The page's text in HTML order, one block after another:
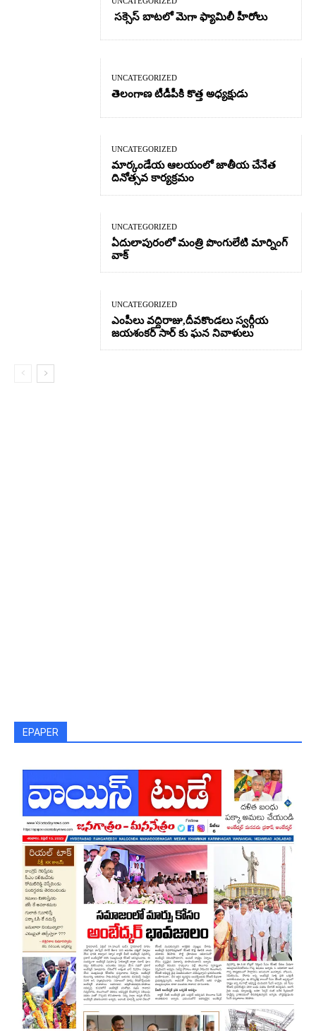
సక్సెస్ బాటలో మెగా ఫ్యామిలీ హీరోలు
UNCATEGORIZED
తెలంగాణ టీడీపీకి కొత్త అధ్యక్షుడు
UNCATEGORIZED
మార్కండేయ ఆలయంలో జాతీయ చేనేత
దినోత్సవ కార్యక్రమం
UNCATEGORIZED
ఏదులాపురంలో మంత్రి పొంగులేటి మార్నింగ్
వాక్
UNCATEGORIZED
ఎంపీలు వద్దిరాజు,దీవకొండలు స్వర్గీయ
జయశంకర్ సార్ కు ఘన నివాళులు
EPAPER